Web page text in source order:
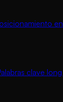
clave